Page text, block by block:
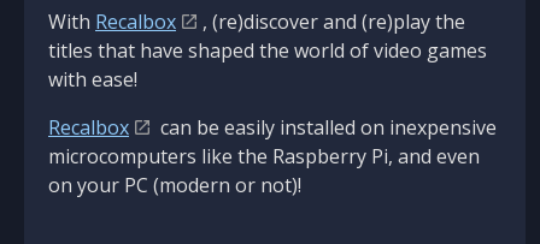
With Recalbox
, (re)discover and (re)play the
titles that have shaped the world of video games
with ease!
Recalbox
can be easily installed on inexpensive
microcomputers like the Raspberry Pi, and even
on your PC (modern or not)!